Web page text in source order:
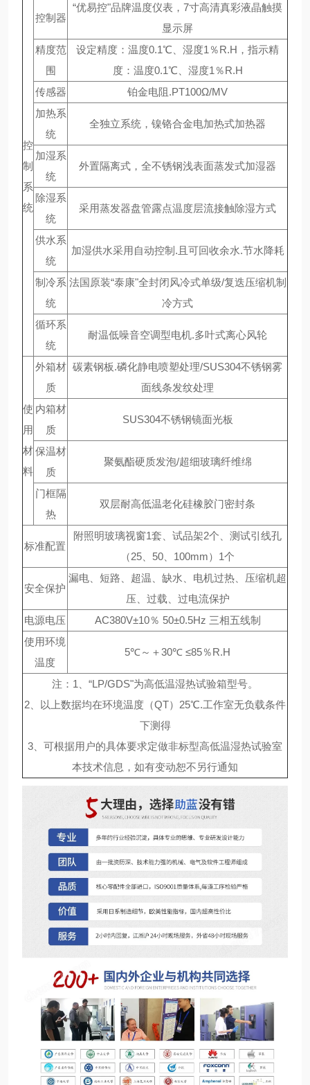
控
制
系
统
控制器
“优易控"品牌温度仪表，7寸高清真彩液晶触摸
显示屏
精度范
围
设定精度：温度0.1℃、湿度1％R.H，指示精
度：温度0.1℃、湿度1％R.H
传感器
铂金电阻.PT100Ω/MV
加热系
统
全独立系统，镍铬合金电加热式加热器
加湿系
统
外置隔离式，全不锈钢浅表面蒸发式加湿器
除湿系
统
采用蒸发器盘管露点温度层流接触除湿方式
供水系
统
加湿供水采用自动控制.且可回收余水.节水降耗
制冷系
统
法国原装“泰康"全封闭风冷式单级/复迭压缩机制
冷方式
循环系
统
耐温低噪音空调型电机.多叶式离心风轮
使
用
材
料
外箱材
质
碳素钢板.磷化静电喷塑处理/SUS304不锈钢雾
面线条发纹处理
内箱材
质
SUS304不锈钢镜面光板
保温材
质
聚氨酯硬质发泡/超细玻璃纤维绵
门框隔
热
双层耐高低温老化硅橡胶门密封条
标准配置
附照明玻璃视窗1套、试品架2个、测试引线孔
（25、50、100mm）1个
安全保护
漏电、短路、超温、缺水、电机过热、压缩机超
压、过载、过电流保护
电源电压
AC380V±10％ 50±0.5Hz 三相五线制
使用环境
温度
5℃～＋30℃ ≤85％R.H
注：1、“LP/GDS"为高低温湿热试验箱型号。
2、以上数据均在环境温度（QT）25℃.工作室无负载条件
下测得
3、可根据用户的具体要求定做非标型高低温湿热试验室
本技术信息，如有变动恕不另行通知